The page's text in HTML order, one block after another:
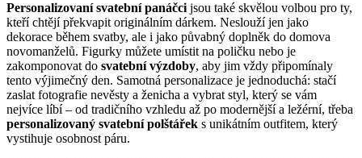
Personalizovaní svatební panáčci jsou také skvělou volbou pro ty,
kteří chtějí překvapit originálním dárkem. Neslouží jen jako
dekorace během svatby, ale i jako půvabný doplněk do domova
novomanželů. Figurky můžete umístit na poličku nebo je
zakomponovat do svatební výzdoby, aby jim vždy připomínaly
tento výjimečný den. Samotná personalizace je jednoduchá: stačí
zaslat fotografie nevěsty a ženicha a vybrat styl, který se vám
nejvíce líbí – od tradičního vzhledu až po modernější a ležérní, třeba
personalizovaný svatební polštářek s unikátním outfitem, který
vystihuje osobnost páru.